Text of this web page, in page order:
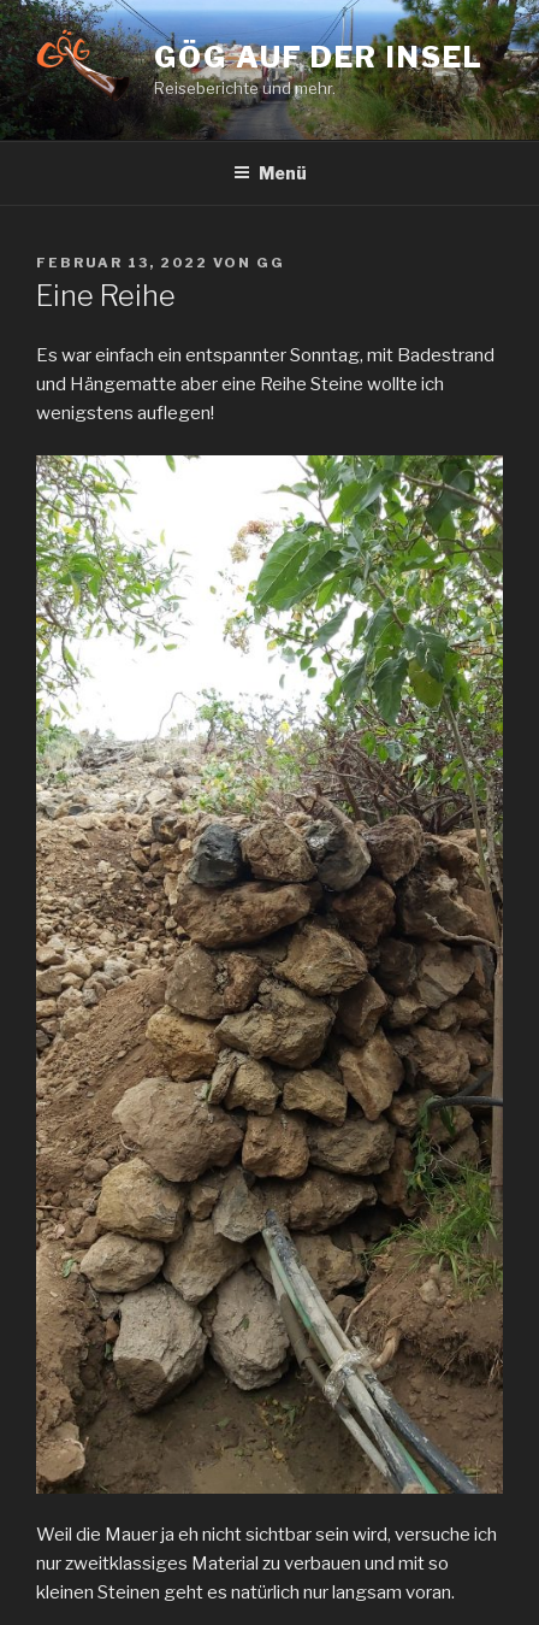
Zum
Inhalt
springen
GÖG AUF DER INSEL
Reiseberichte und mehr.
Menü
VERÖFFENTLICHT
AM
FEBRUAR 13, 2022 VON GG
Eine Reihe
Es war einfach ein entspannter Sonntag, mit Badestrand
und Hängematte aber eine Reihe Steine wollte ich
wenigstens auflegen!
Weil die Mauer ja eh nicht sichtbar sein wird, versuche ich
nur zweitklassiges Material zu verbauen und mit so
kleinen Steinen geht es natürlich nur langsam voran.